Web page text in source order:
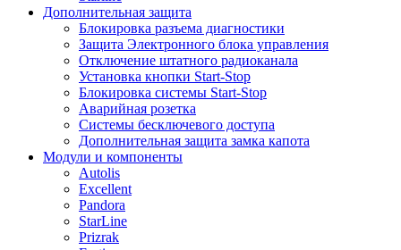
Дополнительная защита
Блокировка разъема диагностики
Защита Электронного блока управления
Отключение штатного радиоканала
Установка кнопки Start-Stop
Блокировка системы Start-Stop
Аварийная розетка
Системы бесключевого доступа
Дополнительная защита замка капота
Модули и компоненты
Autolis
Excellent
Pandora
StarLine
Prizrak